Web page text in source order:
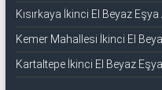
Kısırkaya İkinci El Beyaz
Kemer Mahallesi İkinci El
Kartaltepe İkinci El Beyaz